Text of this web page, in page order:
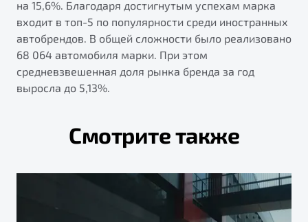
на 15,6%. Благодаря достигнутым успехам марка
входит в топ-5 по популярности среди иностранных
автобрендов. В общей сложности было реализовано
68 064 автомобиля марки. При этом
средневзвешенная доля рынка бренда за год
выросла до 5,13%.
Смотрите также